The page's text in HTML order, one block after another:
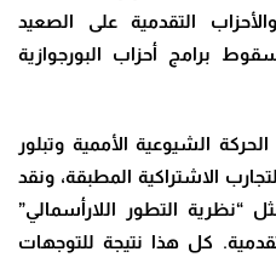
التقدمية على الصعيد
برامج أحزاب البورجوازية
الشيوعية الأممية وتبلور
الاشتراكية المطبقة، ونقد
“نظرية التطور اللارأسمالي”
كل هذا نتيجة للتوجهات